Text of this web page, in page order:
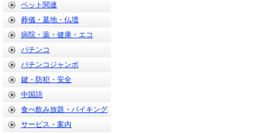
ペット関連
葬儀・墓地・仏壇
病院・薬・健康・エコ
パチンコ
パチンコジャンボ
鍵・防犯・安全
中国語
食べ飲み放題・バイキング
サービス・案内